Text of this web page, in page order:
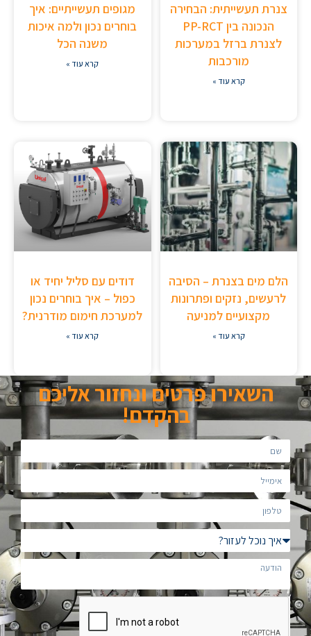
צנרת תעשייתית: הבחירה
הנכונה בין PP-RCT
לצנרת ברזל במערכות
מורכבות
קרא עוד »
מגופים תעשייתיים: איך
בוחרים נכון ולמה איכות
משנה הכל
קרא עוד »
הלם מים בצנרת – הסיבה
לרעשים, נזקים ופתרונות
מקצועיים למניעה
קרא עוד »
דודים עם סליל יחיד או
כפול – איך בוחרים נכון
למערכת חימום מודרנית?
קרא עוד »
השאירו פרטים ונחזור אליכם
בהקדם!